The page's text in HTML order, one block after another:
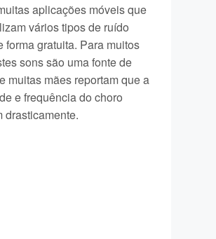
aplicações móveis que
vários tipos de ruído
forma gratuita. Para muitos
sons são uma fonte de
muitas mães reportam que a
e frequência do choro
drasticamente.